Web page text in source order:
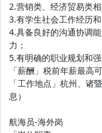
2.营销类、经济贸易类
3.有学生社会工作经历
4.具备良好的沟通协调
力；
5.有明确的职业规划和强
「薪酬」税前年薪最高
「工作地点」杭州、诸
息）
航海员-海外岗